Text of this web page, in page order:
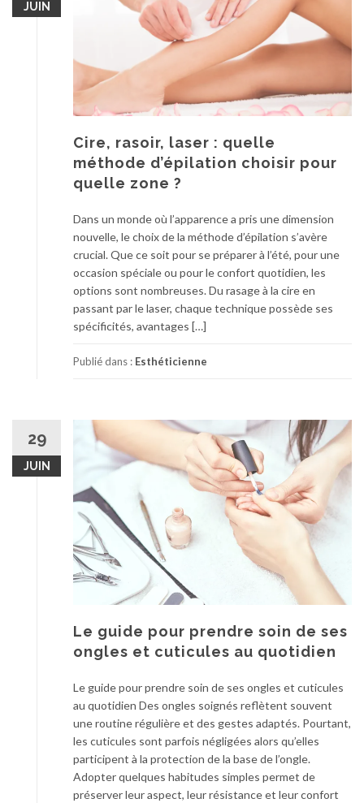
JUIN
Cire, rasoir, laser : quelle
méthode d’épilation choisir pour
quelle zone ?
Dans un monde où l’apparence a pris une dimension
nouvelle, le choix de la méthode d’épilation s’avère
crucial. Que ce soit pour se préparer à l’été, pour une
occasion spéciale ou pour le confort quotidien, les
options sont nombreuses. Du rasage à la cire en
passant par le laser, chaque technique possède ses
spécificités, avantages […]
Publié dans : Esthéticienne
29
JUIN
Le guide pour prendre soin de ses
ongles et cuticules au quotidien
Le guide pour prendre soin de ses ongles et cuticules
au quotidien Des ongles soignés reflètent souvent
une routine régulière et des gestes adaptés. Pourtant,
les cuticules sont parfois négligées alors qu’elles
participent à la protection de la base de l’ongle.
Adopter quelques habitudes simples permet de
préserver leur aspect, leur résistance et leur confort